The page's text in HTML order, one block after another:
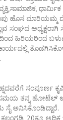
ಹೊಸ ಮಾರಿಯಮ್ಮ
ಸಂಘದ ಅಧ್ಯಕ್ಷರಾಗಿ
ಹಿರಿಯರಿಂದ
ಸಂಪೂರ್ಣ
ತನ್ನ ಹೋಟೆಲ್
ಅನಿಸಿಕೊಂಡಿದ್ದಾರೆ.
ಕಲ್ಲಂಗಡಿ, 20ಕ್ಕೂ